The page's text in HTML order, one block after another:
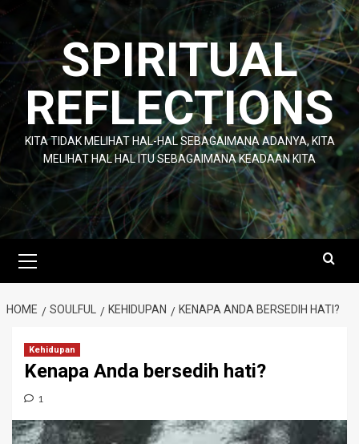
Skip
content
SPIRITUAL
REFLECTIONS
KITA TIDAK MELIHAT HAL-HAL SEBAGAIMANA ADANYA, KITA
MELIHAT HAL HAL ITU SEBAGAIMANA KEADAAN KITA
Menu
HOME SOULFUL KEHIDUPAN KENAPA ANDA BERSEDIH HATI?
Kehidupan
Kenapa Anda bersedih hati?
1